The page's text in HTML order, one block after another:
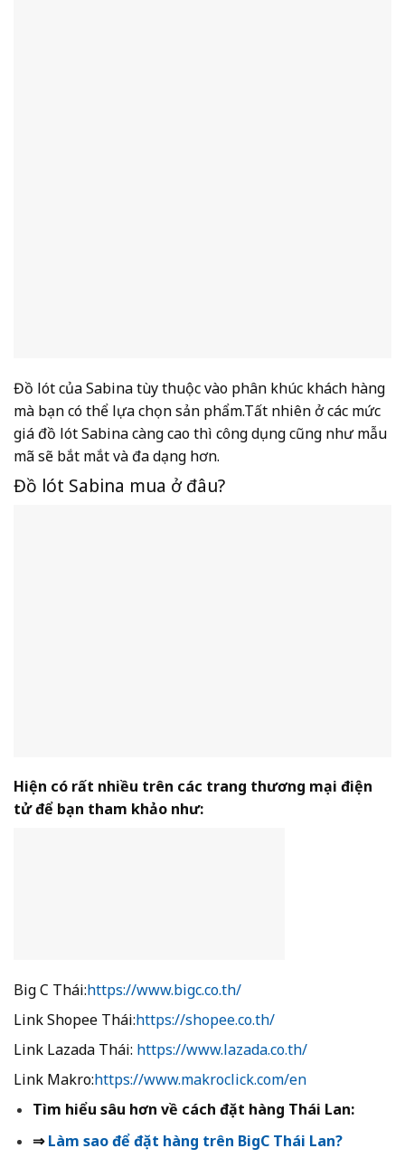
Đồ lót của Sabina tùy thuộc vào phân khúc khách hàng
mà bạn có thể lựa chọn sản phẩm.Tất nhiên ở các mức
giá đồ lót Sabina càng cao thì công dụng cũng như mẫu
mã sẽ bắt mắt và đa dạng hơn.
Đồ lót Sabina mua ở đâu?
Hiện có rất nhiều trên các trang thương mại điện
tử để bạn tham khảo như:
Big C Thái:https://www.bigc.co.th/
Link Shopee Thái:https://shopee.co.th/
Link Lazada Thái: https://www.lazada.co.th/
Link Makro:https://www.makroclick.com/en
Tìm hiểu sâu hơn về cách đặt hàng Thái Lan:
⇒Làm sao để đặt hàng trên BigC Thái Lan?